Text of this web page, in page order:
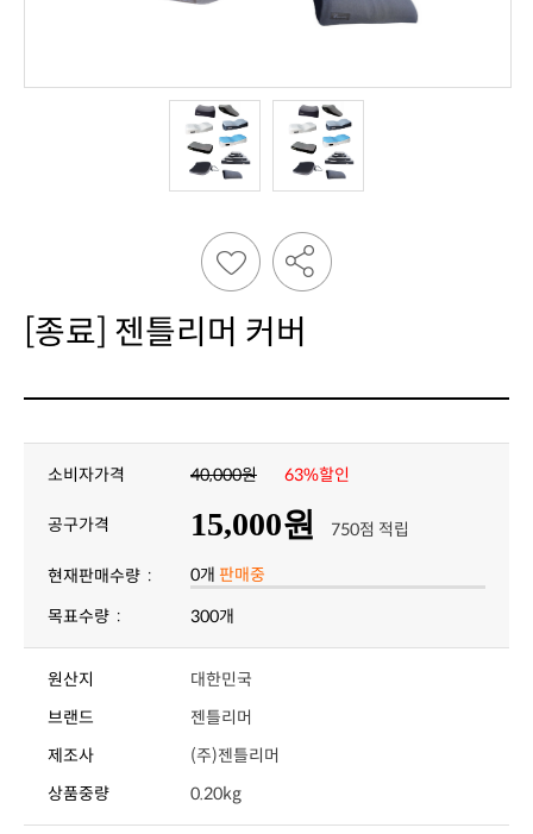
[종료] 젠틀리머 커버
소비자가격 40,000원 63%할인
공구가격 15,000원 750점 적립
현재판매수량 : 0개 판매중
목표수량 :
300개
원산지
대한민국
브랜드
젠틀리머
제조사
(주)젠틀리머
상품중량
0.20kg